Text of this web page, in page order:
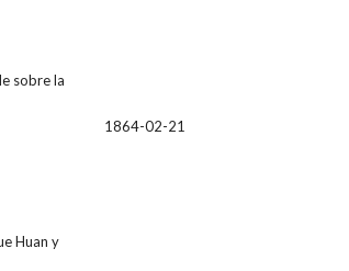
sobre la
1864-02-21
Huan y